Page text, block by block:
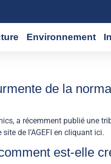
Environnement
de la
a récemment publié une
site de l’AGEFI en cliquant ici.
est-elle